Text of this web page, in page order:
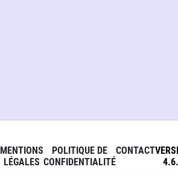
MENTIONS
LÉGALES
POLITIQUE DE
CONFIDENTIALITÉ
CONTACT